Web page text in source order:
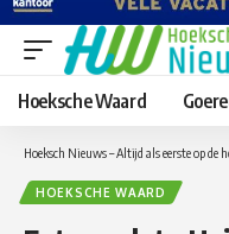
Hoeksche Waard
Hoeksch Nieuws – Altijd als eerste op de
HOEKSCHE WAARD